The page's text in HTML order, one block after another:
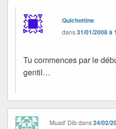
Quichottine
dans31/01/2008 à
Tu commences par le
gentil…
Muad' Dibdans24/02/